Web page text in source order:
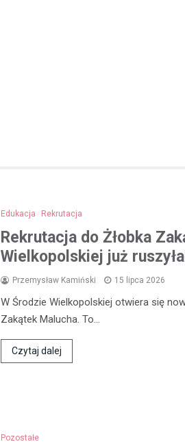
Edukacja Rekrutacja
Rekrutacja do Żłobka
Wielkopolskiej już
Przemysław Kamiński 15 lipca 2026
W Środzie Wielkopolskiej otwiera się
Zakątek Malucha. To…
Czytaj dalej
Pozostałe